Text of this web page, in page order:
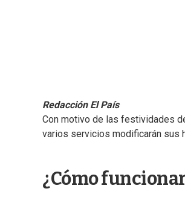
Redacción El País
Con motivo de las festividades
varios servicios modificarán sus
¿Cómo